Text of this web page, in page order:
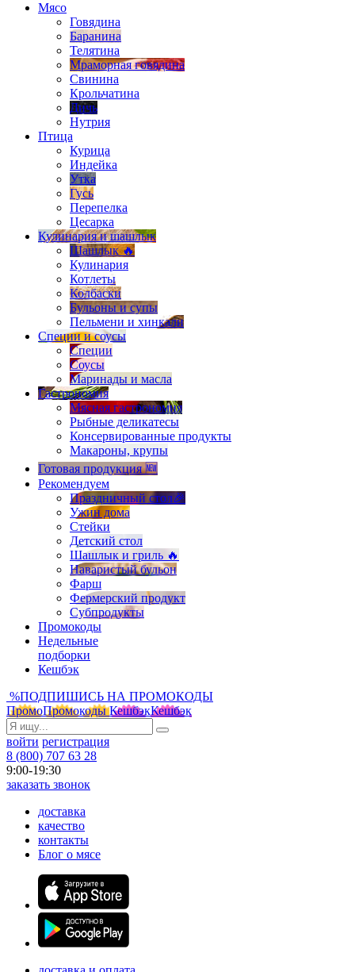
Мясо
Говядина
Баранина
Телятина
Мраморная говядина
Свинина
Крольчатина
Дичь
Нутрия
Птица
Курица
Индейка
Утка
Гусь
Перепелка
Цесарка
Кулинария и шашлык
Шашлык 🔥
Кулинария
Котлеты
Колбаски
Бульоны и супы
Пельмени и хинкали
Специи и соусы
Специи
Соусы
Маринады и масла
Гастрономия
Мясная гастрономия
Рыбные деликатесы
Консервированные продукты
Макароны, крупы
Готовая продукция 🆕
Рекомендуем
Праздничный стол🎉
Ужин дома
Стейки
Детский стол
Шашлык и гриль 🔥
Наваристый бульон
Фарш
Фермерский продукт
Субпродукты
Промокоды
Недельные
подборки
Кешбэк
%ПОДПИШИСЬ НА ПРОМОКОДЫ
ПромоПромокоды КешбэкКешбэк
войти регистрация
8 (800) 707 63 28
9:00-19:30
заказать звонок
доставка
качество
контакты
Блог о мясе